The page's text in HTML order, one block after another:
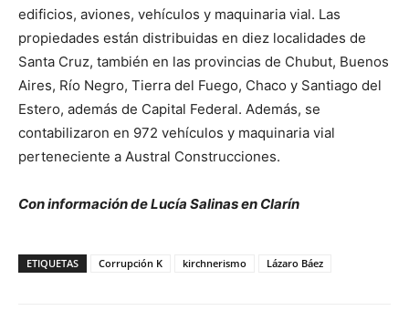
edificios, aviones, vehículos y maquinaria vial. Las
propiedades están distribuidas en diez localidades de
Santa Cruz, también en las provincias de Chubut, Buenos
Aires, Río Negro, Tierra del Fuego, Chaco y Santiago del
Estero, además de Capital Federal. Además, se
contabilizaron en 972 vehículos y maquinaria vial
perteneciente a Austral Construcciones.
Con información de Lucía Salinas en Clarín
ETIQUETAS Corrupción K kirchnerismo Lázaro Báez